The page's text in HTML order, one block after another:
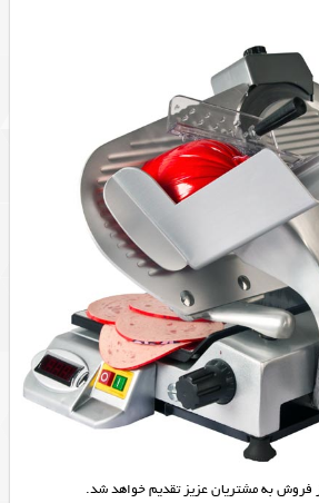
فروش به مشتریان عزیز تقدیم خواهد شد.